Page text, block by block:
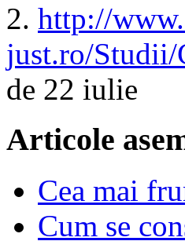
2. http://
just.ro/
de 22 iulie
Articole
Cea mai
Cum se